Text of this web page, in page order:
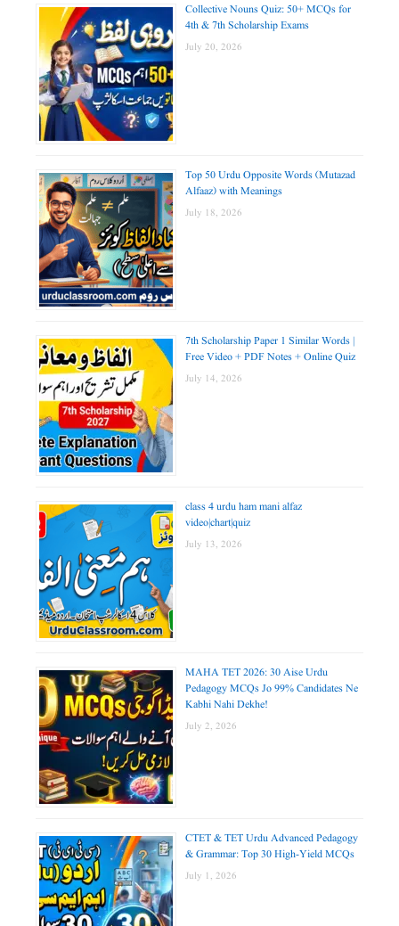
Collective Nouns Quiz: 50+ MCQs for
4th & 7th Scholarship Exams
July 20, 2026
Top 50 Urdu Opposite Words (Mutazad
Alfaaz) with Meanings
July 18, 2026
7th Scholarship Paper 1 Similar Words |
Free Video + PDF Notes + Online Quiz
July 14, 2026
class 4 urdu ham mani alfaz
video|chart|quiz
July 13, 2026
MAHA TET 2026: 30 Aise Urdu
Pedagogy MCQs Jo 99% Candidates Ne
Kabhi Nahi Dekhe!
July 2, 2026
CTET & TET Urdu Advanced Pedagogy
& Grammar: Top 30 High-Yield MCQs
July 1, 2026